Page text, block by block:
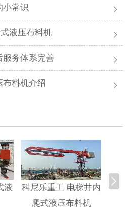
小常识
液压布料机
服务体系完善
布料机介绍
液
科尼乐重工 电梯井内
爬式液压布料机
科尼